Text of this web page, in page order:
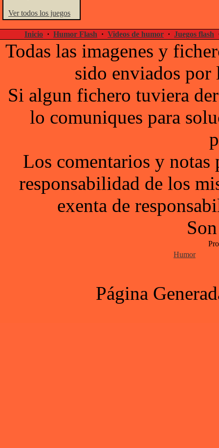
Ver todos los juegos
Inicio · Humor Flash · Videos de humor · Juegos flash
Todas las imagenes y
sido enviados por
Si algun fichero tuviera
lo comuniques para
Los comentarios y notas
responsabilidad de los
exenta de
Humor
Página